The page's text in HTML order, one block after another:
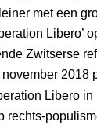
met een
Libero’
Zwitserse
Libero in
rechts-